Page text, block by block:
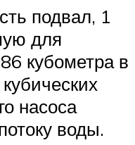
подвал, 1
для
кубометра в
насоса
воды.